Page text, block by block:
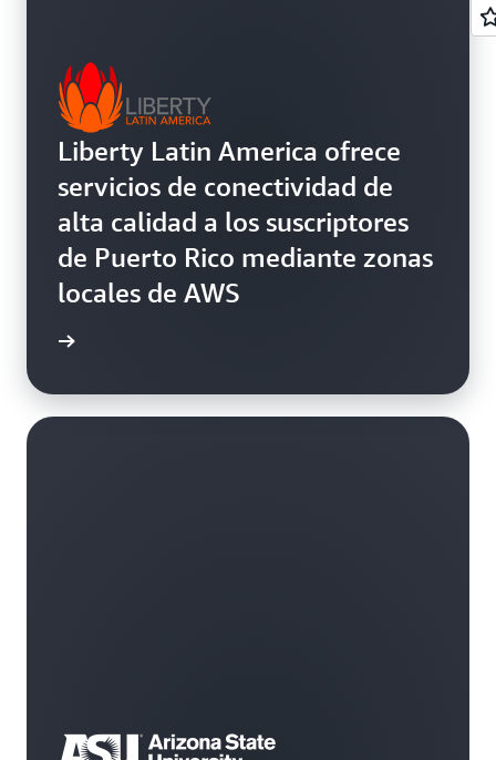
Liberty Latin America ofrece
servicios de conectividad de
alta calidad a los suscriptores
de Puerto Rico mediante zonas
locales de AWS